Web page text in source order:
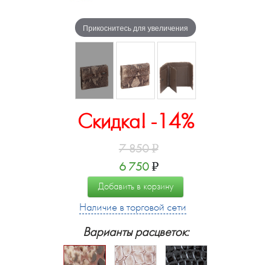
Прикоснитесь для увеличения
Скидка! -14%
7 850₽
6 750₽
Добавить в корзину
Наличие в торговой сети
Варианты расцветок: